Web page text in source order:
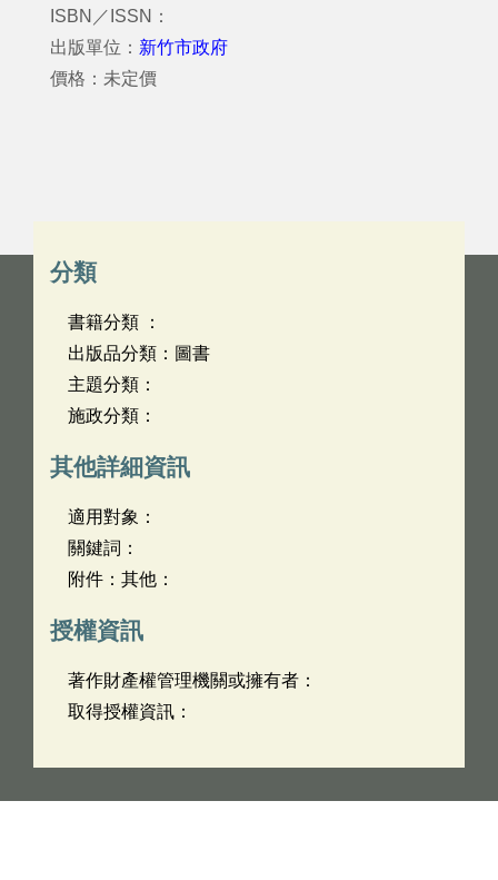
ISBN／ISSN：
出版單位： 新竹市政府
價格：未定價
分類
書籍分類 ：
出版品分類：圖書
主題分類：
施政分類：
其他詳細資訊
適用對象：
關鍵詞：
附件：其他：
授權資訊
著作財產權管理機關或擁有者：
取得授權資訊：